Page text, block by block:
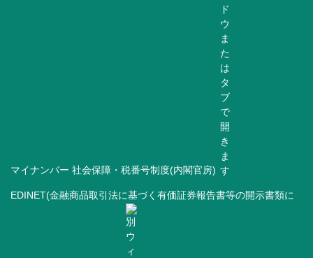
マイナンバー 社会保障・税番号制度(内閣官房)
EDINET(金融商品取引法に基づく有価証券報告書等の開示書類に